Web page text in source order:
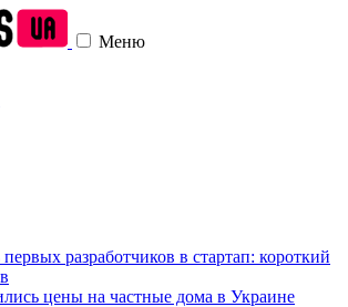
Меню
разработчиков в стартап: короткий
цены на частные дома в Украине